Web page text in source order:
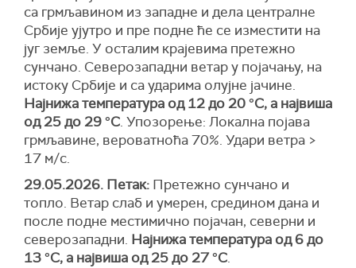
са грмљавином из западне и дела централне
Србије ујутро и пре подне ће се изместити на
југ земље. У осталим крајевима претежно
сунчано. Северозападни ветар у појачању, на
истоку Србије и са ударима олујне јачине.
Најнижа температура од 12 до 20 °С, а највиша
од 25 до 29 °С. Упозорење: Локална појава
грмљавинe, вероватноћа70%. Удари ветра >
17 м/с.
29.05.2026. Петак: Претежно сунчано и
топло. Ветар слаб и умерен, средином дана и
после подне местимично појачан, северни и
северозападни. Најнижа температура од 6 до
13 °С, а највиша од 25 до 27 °С.